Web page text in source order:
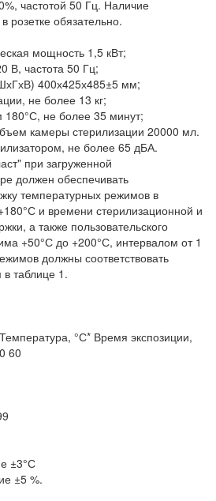
частотой 50 Гц. Наличие
розетке обязательно.
мощность 1,5 кВт;
В, частота 50 Гц;
400х425х485±5 мм;
не более 13 кг;
не более 35 минут;
камеры стерилизации 20000 мл.
не более 65 дБА.
при загруженной
должен обеспечивать
температурных режимов в
и времени стерилизационной и
а также пользовательского
+50°С до +200°С, интервалом от 1
должны соответствовать
таблице 1.
°С* Время экспозиции,
60
±3°С
±5 %.